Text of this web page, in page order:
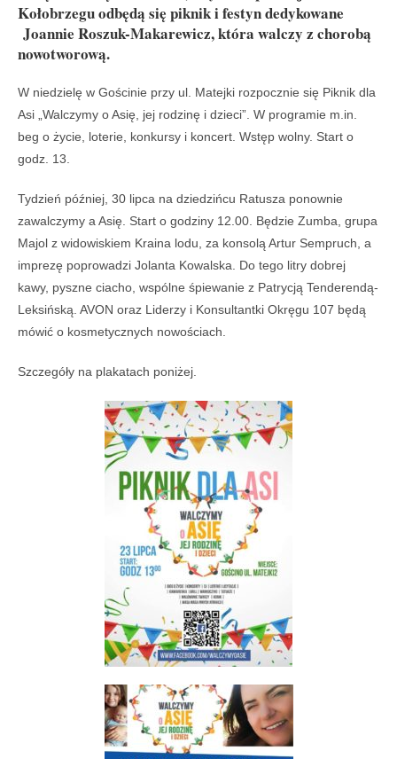
Kołobrzegu odbędą się piknik i festyn dedykowane
Joannie Roszuk-Makarewicz, która walczy z chorobą
nowotworową.
W niedzielę w Gościnie przy ul. Matejki rozpocznie się Piknik dla
Asi „Walczymy o Asię, jej rodzinę i dzieci”. W programie m.in.
beg o życie, loterie, konkursy i koncert. Wstęp wolny. Start o
godz. 13.
Tydzień później, 30 lipca na dziedzińcu Ratusza ponownie
zawalczymy a Asię. Start o godziny 12.00. Będzie Zumba, grupa
Majol z widowiskiem Kraina lodu, za konsolą Artur Sempruch, a
imprezę poprowadzi Jolanta Kowalska. Do tego litry dobrej
kawy, pyszne ciacho, wspólne śpiewanie z Patrycją Tenderendą-
Leksińską. AVON oraz Liderzy i Konsultantki Okręgu 107 będą
mówić o kosmetycznych nowościach.
Szczegóły na plakatach poniżej.